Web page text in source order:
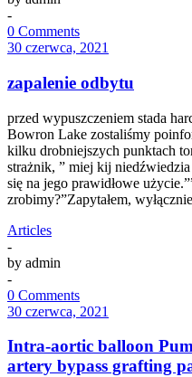
-
0 Comments
30 czerwca, 2021
zapalenie odbytu
przed wypuszczeniem stada
Bowron Lake zostaliśmy
kilku drobniejszych punktach
strażnik, ” miej kij
się na jego prawidłowe
zrobimy?”Zapytałem,
Articles
-
by admin
-
0 Comments
30 czerwca, 2021
Intra-aortic balloon
artery bypass grafting